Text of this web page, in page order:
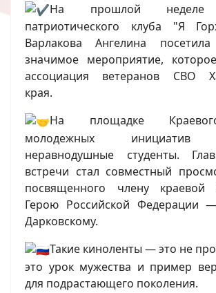
На прошлой неделе
патриотического клуба "Я
Варлакова Ангелина
значимое мероприятие,
ассоциация ветеранов СВО
края.
На площадке
молодежных инициатив
неравнодушные студенты.
встречи стал совместный
посвященного члену краевой
Герою Российской Федерации
Дарковскому.
Такие киноленты — это не
это урок мужества и пример
для подрастающего поколения.